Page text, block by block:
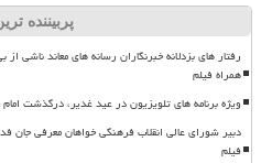
پربیننده
رفتار های بزدلانه خبرنگاران رسانه های معاند ناشی
همراه فیلم
ویژه برنامه های تلویزیون در عید غدیر، درگذشت امام
دبیر شورای عالی انقلاب فرهنگی خواهان معرفی جان
فیلم